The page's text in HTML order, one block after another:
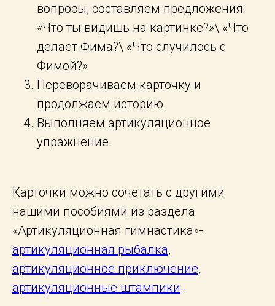
вопросы, составляем предложения:
«Что ты видишь на картинке?»\ «Что
делает Фима?\ «Что случилось с
Фимой?»
Переворачиваем карточку и
продолжаем историю.
Выполняем артикуляционное
упражнение.
Карточки можно сочетать с другими
нашими пособиями из раздела
«Артикуляционная гимнастика»-
артикуляционная рыбалка,
артикуляционное приключение,
артикуляционные штампики.